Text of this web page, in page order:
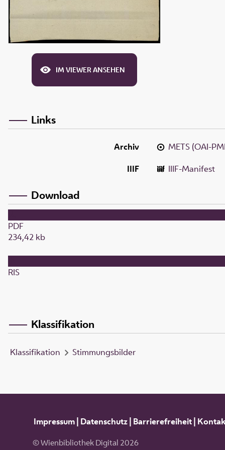
IM VIEWER ANSEHEN
Links
Archiv
METS (OAI-
IIIF
IIIF-Manifest
Download
PDF
234,42 kb
RIS
Klassifikation
Klassifikation Stimmungsbilder
Impressum| Datenschutz| Barrierefreiheit|
© Wienbibliothek Digital 2026